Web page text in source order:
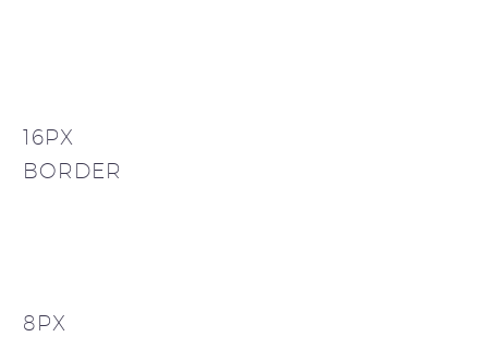
16PX
BORDER
8PX